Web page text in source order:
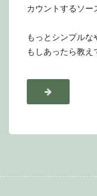
カウントするソー
もっとシンプルな
もしあったら教え